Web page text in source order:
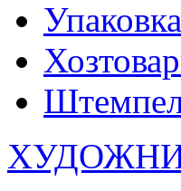
Упаковка